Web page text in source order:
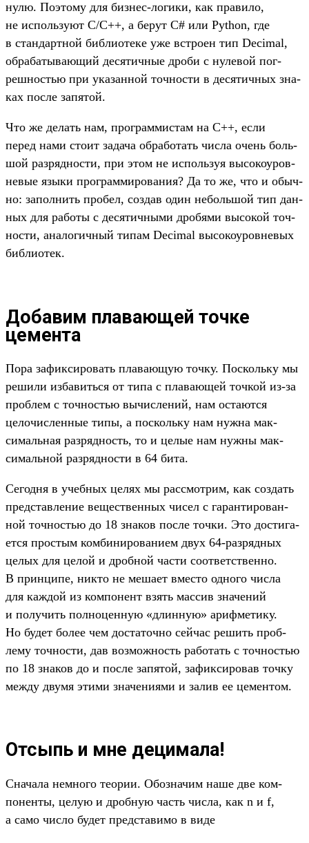
нулю. Поэто­му для биз­нес‑логики, как пра­вило,
не исполь­зуют C/C++, а берут C# или Python, где
в стан­дар­тной биб­лиоте­ке уже встро­ен тип Decimal,
обра­баты­вающий десятич­ные дро­би с нулевой пог­
решностью при ука­зан­ной точ­ности в десятич­ных зна­
ках пос­ле запятой.
Что же делать нам, прог­раммис­там на C++, если
перед нами сто­ит задача обра­ботать чис­ла очень боль­
шой раз­ряднос­ти, при этом не исполь­зуя высоко­уров­
невые язы­ки прог­рамми­рова­ния? Да то же, что и обыч­
но: запол­нить про­бел, соз­дав один неболь­шой тип дан­
ных для работы с десятич­ными дро­бями высокой точ­
ности, ана­логич­ный типам Decimal высоко­уров­невых
биб­лиотек.
Добавим плавающей точке
цемента
По­ра зафик­сировать пла­вающую точ­ку. Пос­коль­ку мы
решили изба­вить­ся от типа с пла­вающей точ­кой из‑за
проб­лем с точ­ностью вычис­лений, нам оста­ются
целочис­ленные типы, а пос­коль­ку нам нуж­на мак­
сималь­ная раз­рядность, то и целые нам нуж­ны мак­
сималь­ной раз­ряднос­ти в 64 бита.
Се­год­ня в учеб­ных целях мы рас­смот­рим, как соз­дать
пред­став­ление вещес­твен­ных чисел с гаран­тирован­
ной точ­ностью до 18 зна­ков пос­ле точ­ки. Это дос­тига­
ется прос­тым ком­биниро­вани­ем двух 64-раз­рядных
целых для целой и дроб­ной час­ти соот­ветс­твен­но.
В прин­ципе, ник­то не меша­ет вмес­то одно­го чис­ла
для каж­дой из ком­понент взять мас­сив зна­чений
и получить пол­ноцен­ную «длин­ную» ариф­метику.
Но будет более чем дос­таточ­но сей­час решить проб­
лему точ­ности, дав воз­можность работать с точ­ностью
по 18 зна­ков до и пос­ле запятой, зафик­сировав точ­ку
меж­ду дву­мя эти­ми зна­чени­ями и залив ее цемен­том.
Отсыпь и мне децимала!
Сна­чала нем­ного теории. Обоз­начим наше две ком­
понен­ты, целую и дроб­ную часть чис­ла, как n и f,
а само чис­ло будет пред­ста­вимо в виде